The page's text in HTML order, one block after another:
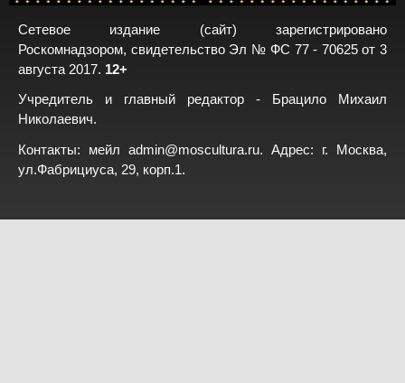
Сетевое издание (сайт) зарегистрировано
Роскомнадзором, свидетельство Эл № ФС 77 - 70625 от 3
августа 2017. 12+
Учредитель и главный редактор - Брацило Михаил
Николаевич.
Контакты: мейл admin@moscultura.ru. Адрес: г. Москва,
ул.Фабрициуса, 29, корп.1.